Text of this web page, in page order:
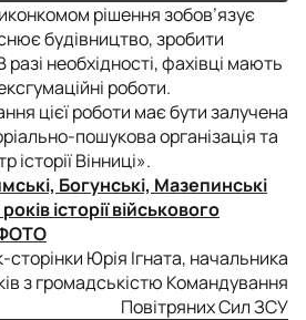
рішення зобов’язує
будівництво, зробити
необхідності, фахівці мають
роботи.
цієї роботи має бути залучена
пошукова організація та
історії Вінниці».
Богунські, Мазепинські
історії військового
ФОТО
Юрія Ігната, начальника
з громадськістю Командування
Повітряних Сил ЗСУ